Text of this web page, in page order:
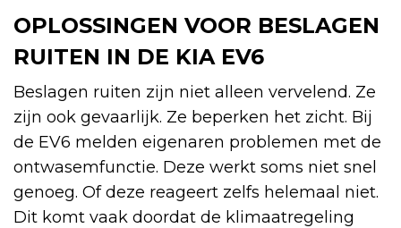
OPLOSSINGEN VOOR BESLAGEN
RUITEN IN DE KIA EV6
Beslagen ruiten zijn niet alleen vervelend. Ze
zijn ook gevaarlijk. Ze beperken het zicht. Bij
de EV6 melden eigenaren problemen met de
ontwasemfunctie. Deze werkt soms niet snel
genoeg. Of deze reageert zelfs helemaal niet.
Dit komt vaak doordat de klimaatregeling